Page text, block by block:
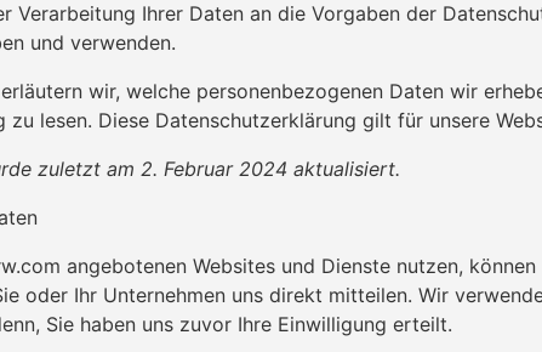
Verarbeitung Ihrer Daten an die Vorgaben der
und verwenden.
wir, welche personenbezogenen Daten wir
lesen. Diese Datenschutzerklärung gilt für unsere
zuletzt am 2. Februar 2024 aktualisiert.
angebotenen Websites und Dienste nutzen,
oder Ihr Unternehmen uns direkt mitteilen. Wir
Sie haben uns zuvor Ihre Einwilligung erteilt.